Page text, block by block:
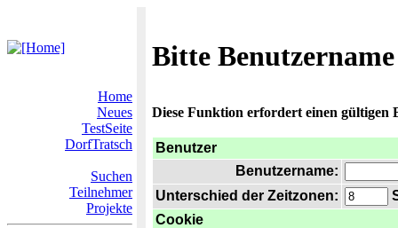
Bitte
Home
Neues
TestSeite
DorfTratsch
Suchen
Teilnehmer
Projekte
Diese Funktion erfordert einen gültigen
Benutzer
Benutzername:
Unterschied der Zeitzonen:
Cookie